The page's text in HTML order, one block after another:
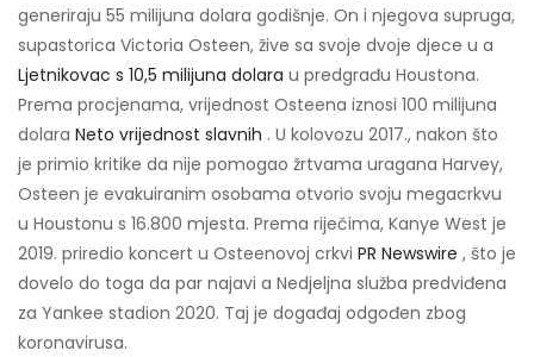
generiraju 55 milijuna dolara godišnje. On i njegova supruga,
supastorica Victoria Osteen, žive sa svoje dvoje djece u a
Ljetnikovac s 10,5 milijuna dolara u predgrađu Houstona.
Prema procjenama, vrijednost Osteena iznosi 100 milijuna
dolara Neto vrijednost slavnih . U kolovozu 2017., nakon što
je primio kritike da nije pomogao žrtvama uragana Harvey,
Osteen je evakuiranim osobama otvorio svoju megacrkvu
u Houstonu s 16.800 mjesta. Prema riječima, Kanye West je
2019. priredio koncert u Osteenovoj crkvi PR Newswire , što je
dovelo do toga da par najavi a Nedjeljna služba predviđena
za Yankee stadion 2020. Taj je događaj odgođen zbog
koronavirusa.